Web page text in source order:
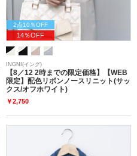
2点10％OFF
14％OFF
INGNI(イング)
【8／12 2時までの限定価格】【WEB
限定】配色リボンノースリニット(サッ
クス/オフホワイト)
￥2,750